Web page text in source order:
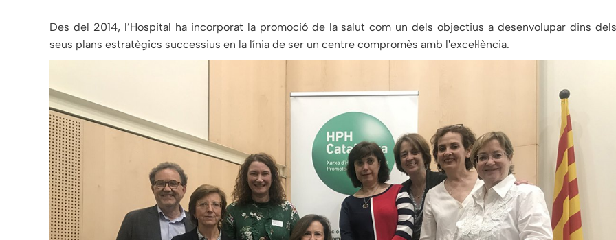
Des del 2014, l’Hospital ha incorporat la promoció de la salut com un dels objectius a desenvolupar dins dels
seus plans estratègics successius en la línia de ser un centre compromès amb l'excel·lència.